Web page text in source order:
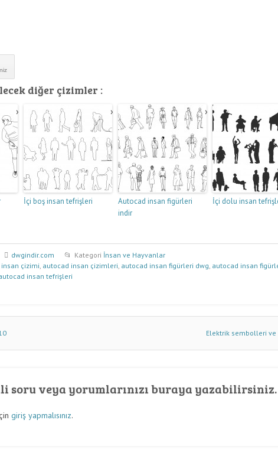
diğer çizimler :
İçi boş insan tefrişleri
Autocad insan figürleri
indir
İçi dolu insan
dwgindir.com Kategori İnsan ve Hayvanlar
çizimi, autocad insan çizimleri, autocad insan figürleri dwg, autocad insan
insan tefrişleri
Elektrik sembolleri ve
soru veya yorumlarınızı buraya yazabilirsiniz.
giriş yapmalısınız.